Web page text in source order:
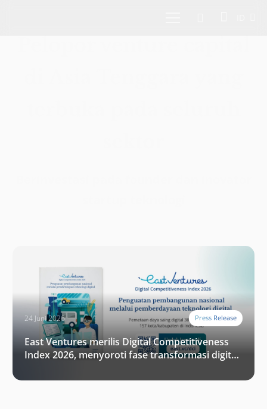
24 Juni 2026 Press Release
East Ventures merilis Digital Competitiveness
Index 2026, menyoroti fase transformasi digital